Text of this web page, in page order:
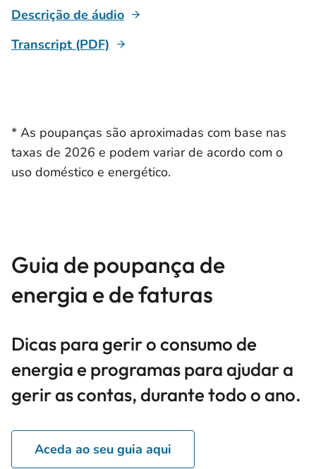
Descrição de áudio
Transcript (PDF)
* As poupanças são aproximadas com base nas
taxas de 2026 e podem variar de acordo com o
uso doméstico e energético.
Guia de poupança de
energia e de faturas
Dicas para gerir o consumo de
energia e programas para ajudar a
gerir as contas, durante todo o ano.
Aceda ao seu guia aqui